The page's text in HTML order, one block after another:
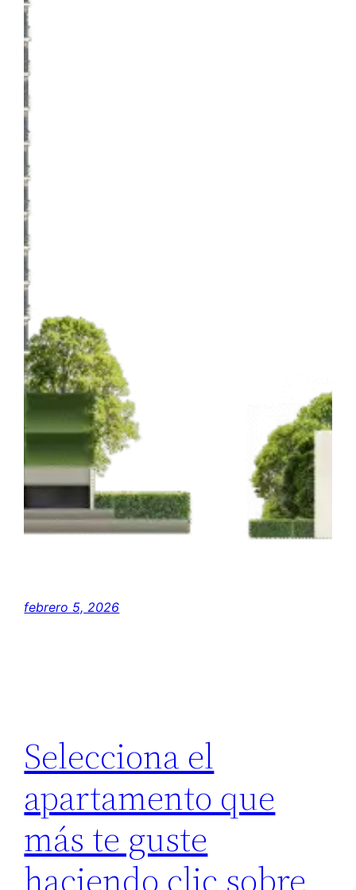
febrero 5, 2026
Selecciona el
apartamento que
más te guste
haciendo clic sobre